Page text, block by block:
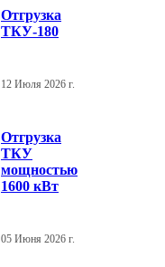
Отгрузка
ТКУ-180
12 Июля 2026 г.
Отгрузка
ТКУ
мощностью
1600 кВт
05 Июня 2026 г.